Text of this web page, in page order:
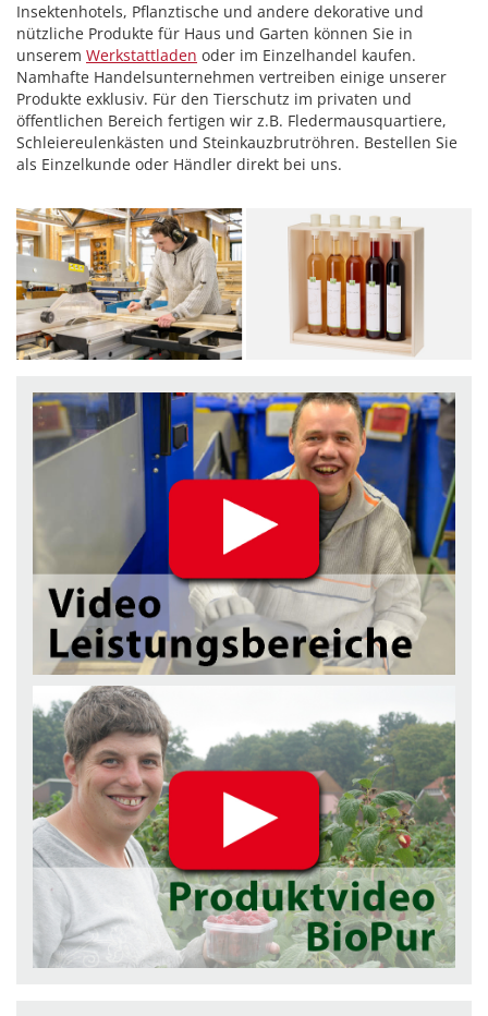
Insektenhotels, Pflanztische und andere dekorative und
nützliche Produkte für Haus und Garten können Sie in
unserem Werkstattladen oder im Einzelhandel kaufen.
Namhafte Handelsunternehmen vertreiben einige unserer
Produkte exklusiv. Für den Tierschutz im privaten und
öffentlichen Bereich fertigen wir z.B. Fledermausquartiere,
Schleiereulenkästen und Steinkauzbrutröhren. Bestellen Sie
als Einzelkunde oder Händler direkt bei uns.